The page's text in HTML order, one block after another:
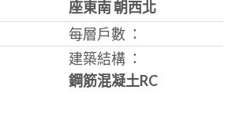
座東南 朝西北
每層戶數 ：
建築結構 ：
鋼筋混凝土RC